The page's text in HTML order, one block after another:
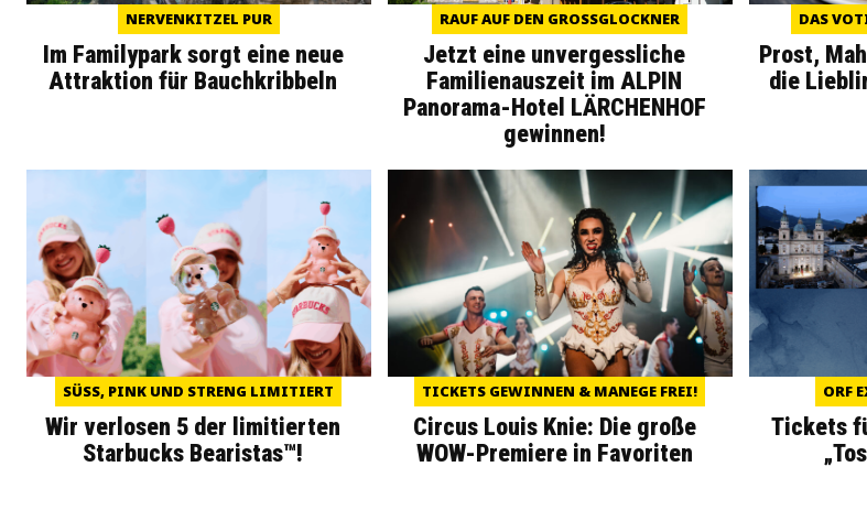
NERVENKITZEL PUR
Im Familypark sorgt eine neue
Attraktion für Bauchkribbeln
RAUF AUF DEN GROSSGLOCKNER
Jetzt eine unvergessliche
Familienauszeit im ALPIN
Panorama-Hotel LÄRCHENHOF
gewinnen!
DAS
Prost,
die
SÜSS, PINK UND STRENG LIMITIERT
Wir verlosen 5 der limitierten
Starbucks Bearistas™!
TICKETS GEWINNEN & MANEGE FREI!
Circus Louis Knie: Die große
WOW-Premiere in Favoriten
ORF
Tickets